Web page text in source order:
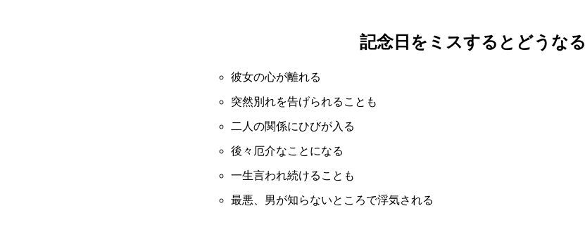
記念日をミスするとどうなる
彼女の心が離れる
突然別れを告げられることも
二人の関係にひびが入る
後々厄介なことになる
一生言われ続けることも
最悪、男が知らないところで浮気される